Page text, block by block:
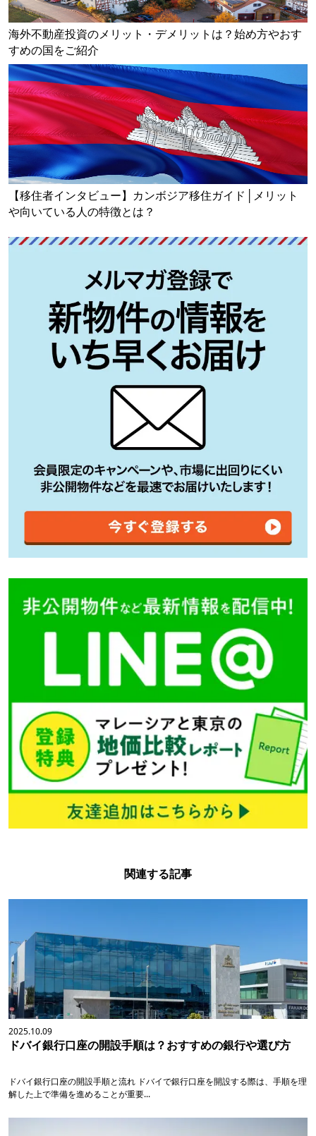
海外不動産投資のメリット・デメリットは？始め方やおす
すめの国をご紹介
【移住者インタビュー】カンボジア移住ガイド│メリット
や向いている人の特徴とは？
関連する記事
2025.10.09
ドバイ銀行口座の開設手順は？おすすめの銀行や選び方
ドバイ銀行口座の開設手順と流れ ドバイで銀行口座を開設する際は、手順を理
解した上で準備を進めることが重要...